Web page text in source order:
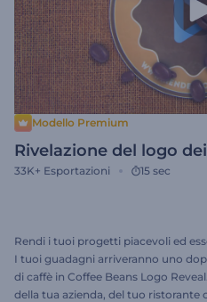
Modello Premium
Rivelazione del logo
33K+ Esportazioni 15 sec
Rendi i tuoi progetti piacevoli ed
I tuoi guadagni arriveranno uno
di caffè in Coffee Beans Logo
della tua azienda, del tuo ristorante